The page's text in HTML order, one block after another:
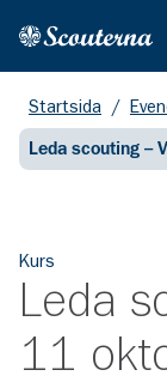
Hem
Startsida /
Leda scouting –
Kurs
Leda
11